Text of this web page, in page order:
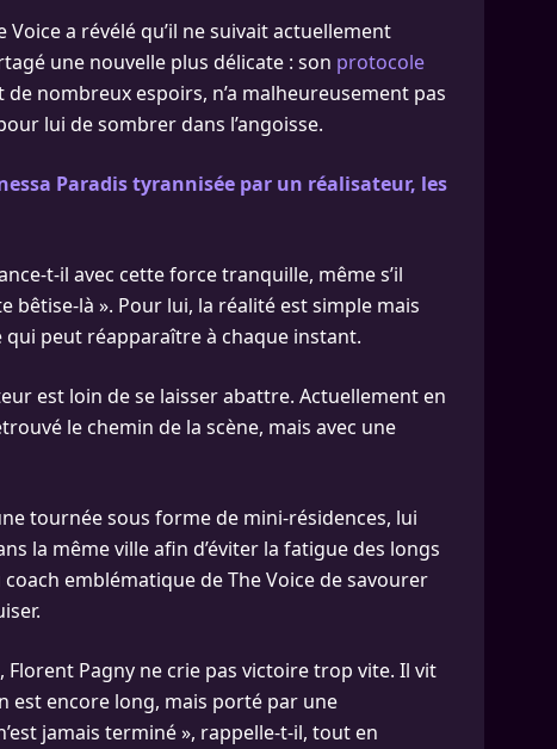
a révélé qu’il ne suivait actuellement
une nouvelle plus délicate : son protocole
nombreux espoirs, n’a malheureusement pas
lui de sombrer dans l’angoisse.
Paradis tyrannisée par un réalisateur, les
t-il avec cette force tranquille, même s’il
là ». Pour lui, la réalité est simple mais
qui peut réapparaître à chaque instant.
est loin de se laisser abattre. Actuellement en
le chemin de la scène, mais avec une
tournée sous forme de mini-résidences, lui
la même ville afin d’éviter la fatigue des longs
emblématique de The Voice de savourer
Florent Pagny ne crie pas victoire trop vite. Il vit
est encore long, mais porté par une
jamais terminé », rappelle-t-il, tout en